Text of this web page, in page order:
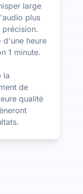
large
plus
précision.
d'une heure
1 minute.
la
de
qualité